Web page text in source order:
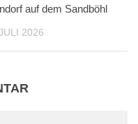
auf dem Sandböhl
2026